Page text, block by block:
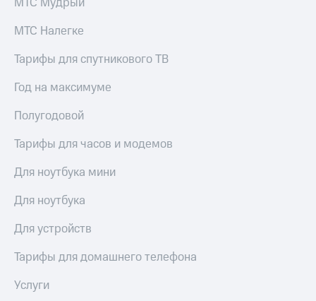
и
Рынок
акций
Описание
Программа
приобретения
выкупа
Дивиденды
облигаций
Описание
Уведомление
МТС Налегке
Тарифы для спутникового ТВ
Год на максимуме
Полугодовой
Тарифы для часов и модемов
Для ноутбука мини
Для ноутбука
Для устройств
Тарифы для домашнего телефона
Услуги